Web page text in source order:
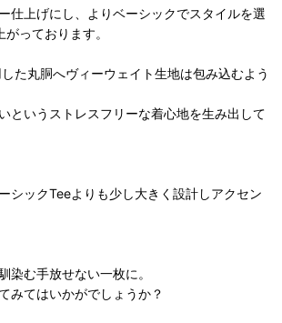
仕上げにし、よりベーシックでスタイルを選
っております。
た丸胴へヴィーウェイト生地は包み込むよう
というストレスフリーな着心地を生み出して
シックTeeよりも少し大きく設計しアクセン
染む手放せない一枚に。
みてはいかがでしょうか？